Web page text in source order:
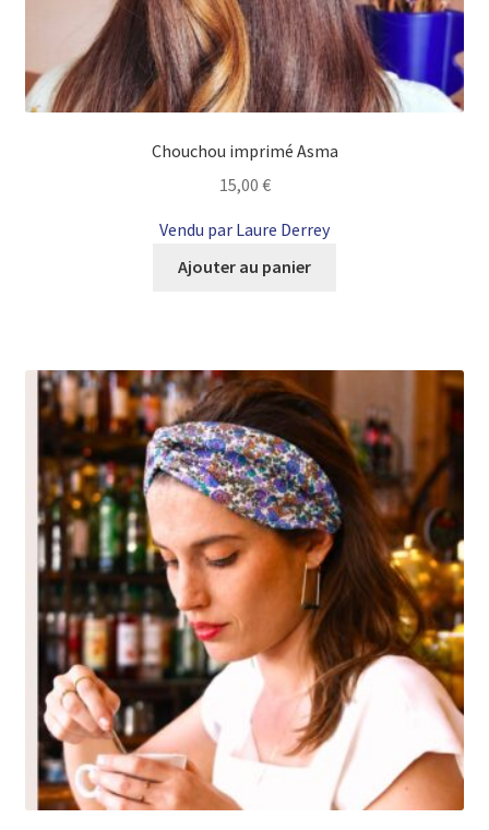
Chouchou imprimé Asma
15,00 €
Vendu par Laure Derrey
Ajouter au panier